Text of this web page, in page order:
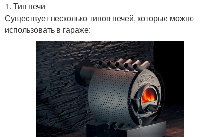
1. Тип печи
Существует несколько типов печей, которые можно
использовать в гараже: